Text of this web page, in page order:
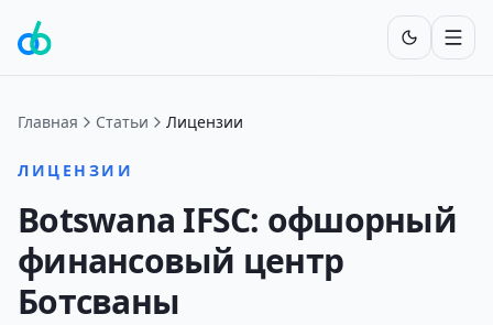
Главная Статьи Лицензии
ЛИЦЕНЗИИ
Botswana IFSC: офшорный
финансовый центр
Ботсваны